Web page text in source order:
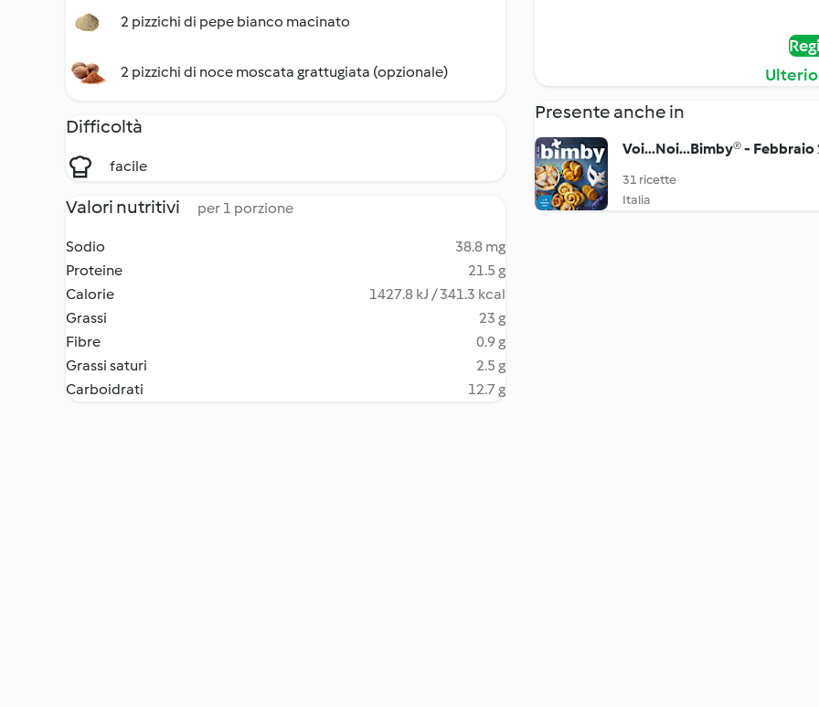
2 pizzichi di pepe bianco macinato
2 pizzichi di noce moscata grattugiata (opzionale)
Difficoltà
facile
Valori nutritivi per 1 porzione
Sodio
38.8 mg
Proteine
21.5 g
Calorie
1427.8 kJ / 341.3 kcal
Grassi
23 g
Fibre
0.9 g
Grassi saturi
2.5 g
Carboidrati
12.7 g
Presente anche in
Voi...Noi...Bimby® - Febbraio
31 ricette
Italia